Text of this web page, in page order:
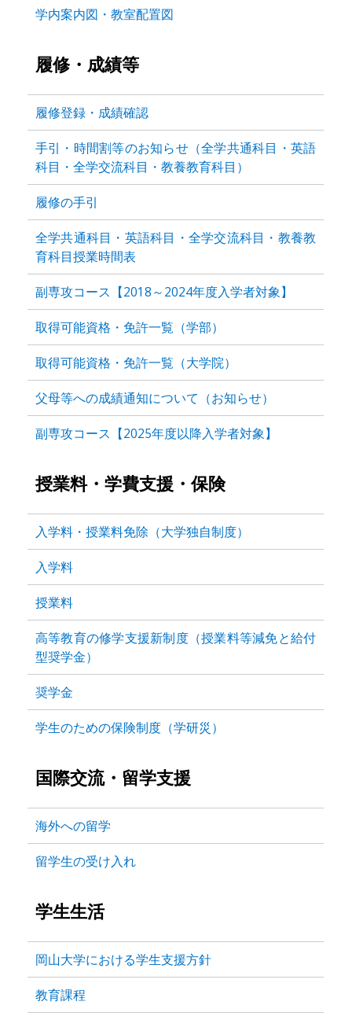
学内案内図・教室配置図
履修・成績等
履修登録・成績確認
手引・時間割等のお知らせ（全学共通科目・英語
科目・全学交流科目・教養教育科目）
履修の手引
全学共通科目・英語科目・全学交流科目・教養教
育科目授業時間表
副専攻コース【2018～2024年度入学者対象】
取得可能資格・免許一覧（学部）
取得可能資格・免許一覧（大学院）
父母等への成績通知について（お知らせ）
副専攻コース【2025年度以降入学者対象】
授業料・学費支援・保険
入学料・授業料免除（大学独自制度）
入学料
授業料
高等教育の修学支援新制度（授業料等減免と給付
型奨学金）
奨学金
学生のための保険制度（学研災）
国際交流・留学支援
海外への留学
留学生の受け入れ
学生生活
岡山大学における学生支援方針
教育課程